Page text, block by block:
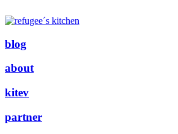
blog
about
kitev
partner